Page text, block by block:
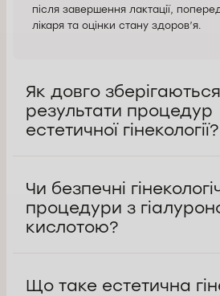
після завершення лактації,
лікаря та оцінки стану здоров’я.
Як довго зберігаються
результати процедур
естетичної гінекології?
Чи безпечні
процедури з
кислотою?
Що таке естетична